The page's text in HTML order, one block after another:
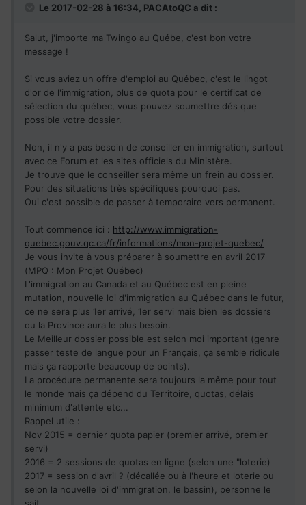
Le 2017-02-28 à 16:34, PACAtoQC a dit :
Salut, j'importe ma Twingo au Québe, c'est bon votre
message !
Si vous aviez un offre d'emploi au Québec, c'est le lingot
d'or de l'immigration, plus de quota pour le certificat de
sélection du québec, vous pouvez soumettre dés que
possible votre dossier.
Non, il n'y a pas besoin de conseiller en immigration, surtout
avec ce Forum et les sites officiels du Ministère.
Je trouve que le conseiller sera même un frein au dossier.
Pour des situations très spécifiques pourquoi pas.
Oui c'est possible de passer à temporaire vers permanent.
Tout commence ici : http://www.immigration-
quebec.gouv.qc.ca/fr/informations/mon-projet-quebec/
Je vous invite à vous préparer à soumettre en avril 2017
(MPQ : Mon Projet Québec)
L'immigration au Canada et au Québec est en pleine
mutation, nouvelle loi d'immigration au Québec dans le futur,
ce ne sera plus 1er arrivé, 1er servi mais bien les dossiers
ou la Province aura le plus besoin.
Le Meilleur dossier possible est selon moi important (genre
passer teste de langue pour un Français, ça semble ridicule
mais ça rapporte beaucoup de points).
La procédure permanente sera toujours la même pour tout
le monde mais ça dépend du Territoire, quotas, délais
minimum d'attente etc...
Rappel utile :
Nov 2015 = dernier quota papier (premier arrivé, premier
servi)
2016 = 2 sessions de quotas en ligne (selon une "loterie)
2017 = session d'avril ? (décallée ou à l'heure et loterie ou
selon la nouvelle loi d'immigration, le bassin), personne le